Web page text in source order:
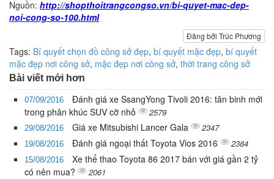
Nguồn: http://shopthoitrangcongso.vn/bi-quyet-mac-dep-
noi-cong-so-100.html
Đăng bởi Trúc Phương
Tags: Bí quyết chọn đồ công sở đẹp, bí quyết mặc đẹp, bí quyết
mặc đẹp nơi công sở, mặc đẹp nơi công sở, thời trang công sở
Bài viết mới hơn
07/09/2016
Đánh giá xe SsangYong Tivoli 2016: tân binh mới
trong phân khúc SUV cỡ nhỏ
2579
29/08/2016 Giá xe Mitsubishi Lancer Gala 2347
19/08/2016 Đánh giá ngoại thất Toyota Vios 2016 2384
15/08/2016
Xe thể thao Toyota 86 2017 bán với giá gần 2 tỷ
có nên mua?
2061